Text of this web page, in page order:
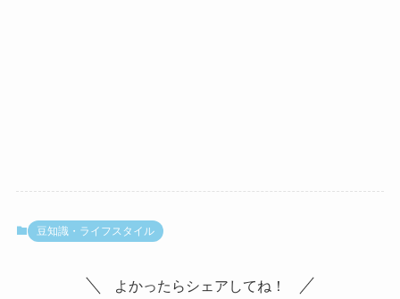
豆知識・ライフスタイル
よかったらシェアしてね！